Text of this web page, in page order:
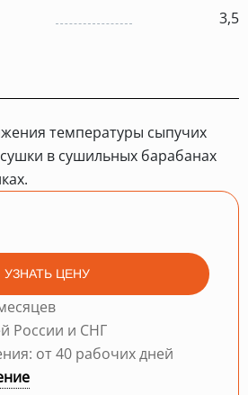
3,5
температуры сыпучих
в сушильных барабанах
УЗНАТЬ ЦЕНУ
России и СНГ
от 40 рабочих дней